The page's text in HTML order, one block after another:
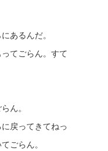
あるんだ。
てごらん。すて
ん。
戻ってきてねっ
ごらん。